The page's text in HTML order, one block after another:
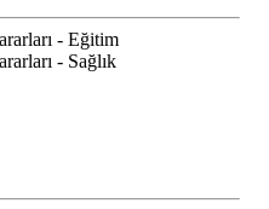
- Eğitim
- Sağlık